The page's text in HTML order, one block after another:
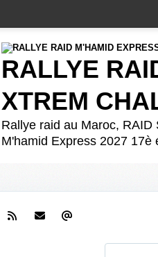
RALLYE
XTREM
Rallye raid au Maroc,
M'hamid Express 2027